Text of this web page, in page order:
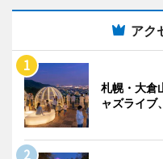
アク
札幌・大倉
ャズライブ